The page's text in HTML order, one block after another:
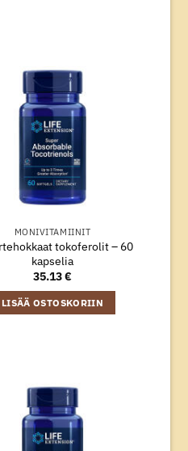
MONIVITAMIINIT
tokoferolit – 60
kapselia
35.13€
LISÄÄ OSTOSKORIIN